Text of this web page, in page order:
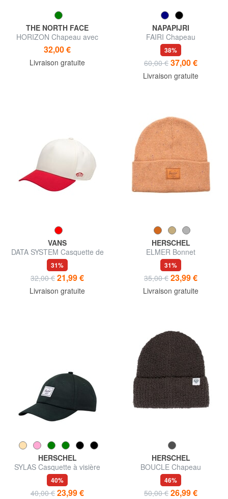
THE NORTH FACE
HORIZON Chapeau avec
visière
32,00 €
Livraison gratuite
NAPAPIJRI
FAIRI Chapeau
38%
60,00 € 37,00 €
Livraison gratuite
VANS
DATA SYSTEM Casquette de
baseball
31%
32,00 € 21,99 €
Livraison gratuite
HERSCHEL
ELMER Bonnet
31%
35,00 € 23,99 €
Livraison gratuite
HERSCHEL
SYLAS Casquette à visière
40%
40,00 € 23,99 €
HERSCHEL
BOUCLE Chapeau
46%
50,00 € 26,99 €